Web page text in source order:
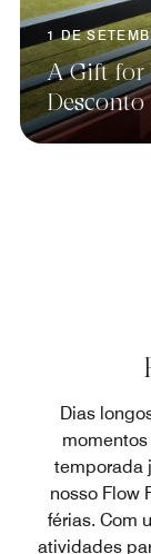
1 DE
A Gift for
Desconto
Dias
temporada
nosso Flow
férias. Com
atividades